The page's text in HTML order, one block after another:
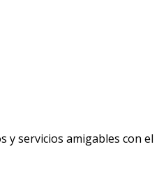
y servicios amigables con el